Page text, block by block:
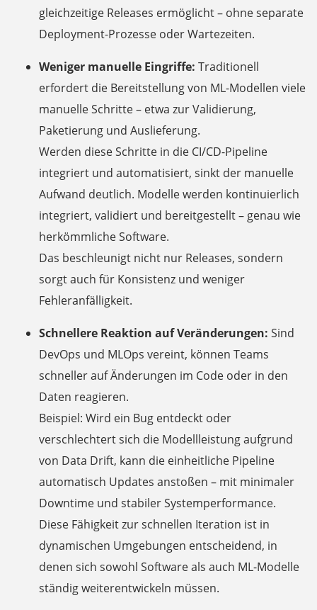
gleichzeitige Releases ermöglicht – ohne separate
Deployment-Prozesse oder Wartezeiten.
Weniger manuelle Eingriffe: Traditionell
erfordert die Bereitstellung von ML-Modellen viele
manuelle Schritte – etwa zur Validierung,
Paketierung und Auslieferung.
Werden diese Schritte in die CI/CD-Pipeline
integriert und automatisiert, sinkt der manuelle
Aufwand deutlich. Modelle werden kontinuierlich
integriert, validiert und bereitgestellt – genau wie
herkömmliche Software.
Das beschleunigt nicht nur Releases, sondern
sorgt auch für Konsistenz und weniger
Fehleranfälligkeit.
Schnellere Reaktion auf Veränderungen: Sind
DevOps und MLOps vereint, können Teams
schneller auf Änderungen im Code oder in den
Daten reagieren.
Beispiel: Wird ein Bug entdeckt oder
verschlechtert sich die Modellleistung aufgrund
von Data Drift, kann die einheitliche Pipeline
automatisch Updates anstoßen – mit minimaler
Downtime und stabiler Systemperformance.
Diese Fähigkeit zur schnellen Iteration ist in
dynamischen Umgebungen entscheidend, in
denen sich sowohl Software als auch ML-Modelle
ständig weiterentwickeln müssen.